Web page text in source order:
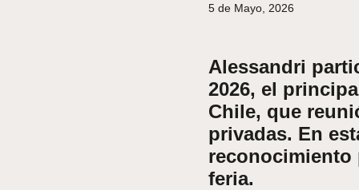
5 de Mayo, 2026
Alessandri
2026, el
Chile, que
privadas. En
reconocimiento
feria.